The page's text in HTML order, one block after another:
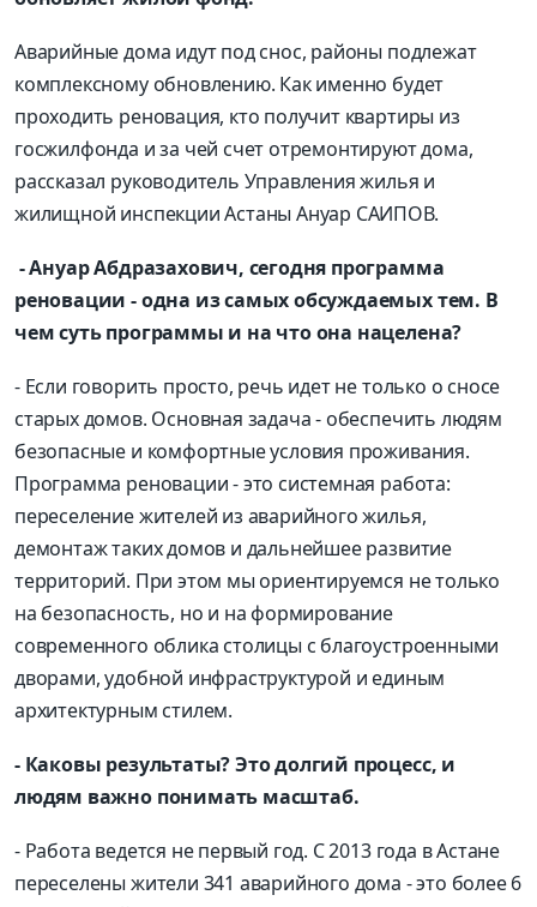
Аварийные дома идут под снос, районы подлежат
комплексному обновлению. Как именно будет
проходить реновация, кто получит квартиры из
госжилфонда и за чей счет отремонтируют дома,
рассказал руководитель Управления жилья и
жилищной инспекции Астаны Ануар САИПОВ.
- Ануар Абдразахович, сегодня программа
реновации - одна из самых обсуждаемых тем. В
чем суть программы и на что она нацелена?
- Если говорить просто, речь идет не только о сносе
старых домов. Основная задача - обеспечить людям
безопасные и комфортные условия проживания.
Программа реновации - это системная работа:
переселение жителей из аварийного жилья,
демонтаж таких домов и дальнейшее развитие
территорий. При этом мы ориентируемся не только
на безопасность, но и на формирование
современного облика столицы с благоустроенными
дворами, удобной инфраструктурой и единым
архитектурным стилем.
- Каковы результаты? Это долгий процесс, и
людям важно понимать масштаб.
- Работа ведется не первый год. С 2013 года в Астане
переселены жители 341 аварийного дома - это более 6